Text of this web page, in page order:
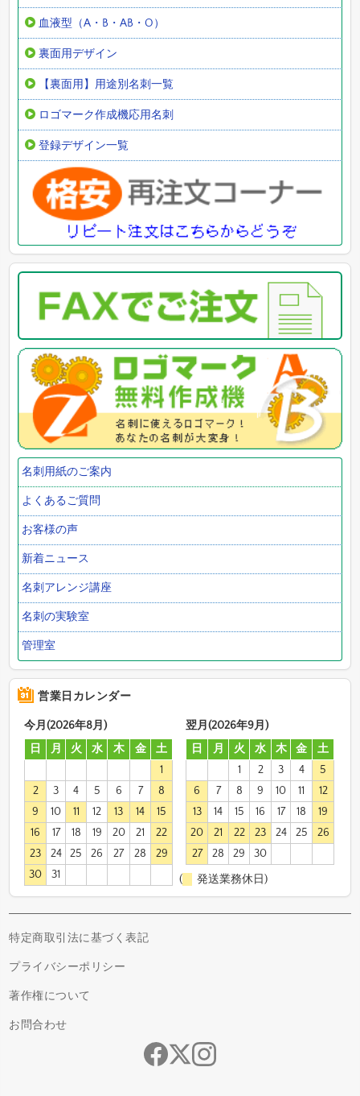
血液型（A・B・AB・O）
裏面用デザイン
【裏面用】用途別名刺一覧
ロゴマーク作成機応用名刺
登録デザイン一覧
名刺用紙のご案内
よくあるご質問
お客様の声
新着ニュース
名刺アレンジ講座
名刺の実験室
管理室
営業日カレンダー
今月(2026年8月)
日
月 火 水 木 金
土
1
2
3 4 5 6 7
8
9
10 11 12 13 14
15
16
17 18 19 20 21
22
23
24 25 26 27 28
29
30
31
翌月(2026年9月)
日
月 火 水 木 金
土
1
2 3 4
5
6
7 8 9 10 11
12
13
14 15 16 17 18
19
20
21 22 23 24 25
26
27
28 29 30
( 発送業務休日)
特定商取引法に基づく表記
プライバシーポリシー
著作権について
お問合わせ